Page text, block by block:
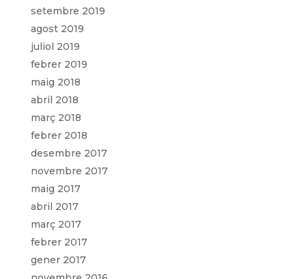
setembre 2019
agost 2019
juliol 2019
febrer 2019
maig 2018
abril 2018
març 2018
febrer 2018
desembre 2017
novembre 2017
maig 2017
abril 2017
març 2017
febrer 2017
gener 2017